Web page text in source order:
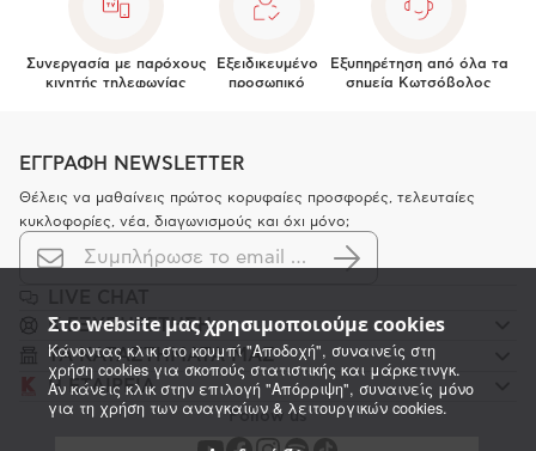
Στο website μας χρησιμοποιούμε cookies
Κάνοντας κλικ στο κουμπί "Αποδοχή", συναινείς στη
χρήση cookies για σκοπούς στατιστικής και μάρκετινγκ.
Αν κάνεις κλικ στην επιλογή "Απόρριψη", συναινείς μόνο
για τη χρήση των αναγκαίων & λειτουργικών cookies.
Συνεργασία με παρόχους
κινητής τηλεφωνίας
Εξειδικευμένο
προσωπικό
Εξυπηρέτηση από όλα τα
σημεία Κωτσόβολος
ΕΓΓΡΑΦΗ NEWSLETTER
Θέλεις να μαθαίνεις πρώτος κορυφαίες προσφορές, τελευταίες
κυκλοφορίες, νέα, διαγωνισμούς και όχι μόνο;
K ΕΞΥΠΗΡΕΤΗΣΗ
ΤΑ ΚΑΤΑΣΤΗΜΑΤΑ ΜΑΣ
Η ΕΤΑΙΡΕΙΑ
Follow us